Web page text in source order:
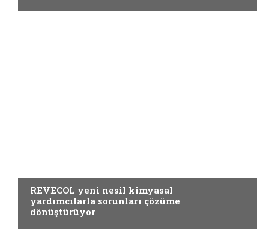
REVECOL yeni nesil kimyasal
yardımcılarla sorunları çözüme
dönüştürüyor